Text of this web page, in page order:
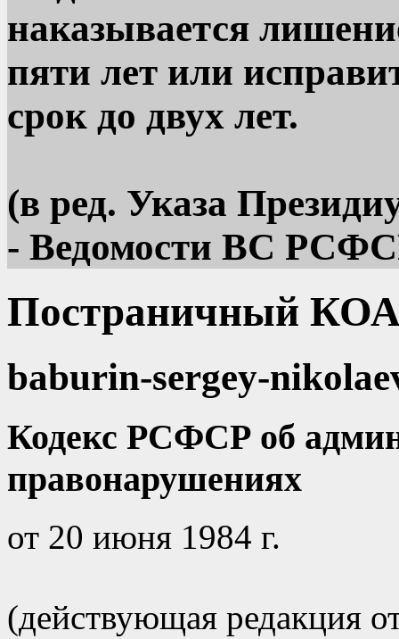
наказывается
пяти лет или
срок до двух лет.
(в ред. Указа
- Ведомости ВС
Постраничный
baburin-sergey-
Кодекс РСФСР об
правонарушениях
от 20 июня 1984 г.
(действующая редакция